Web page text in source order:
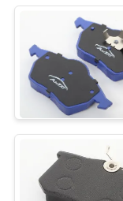
SITE
PRIVACY
POLICY
frein